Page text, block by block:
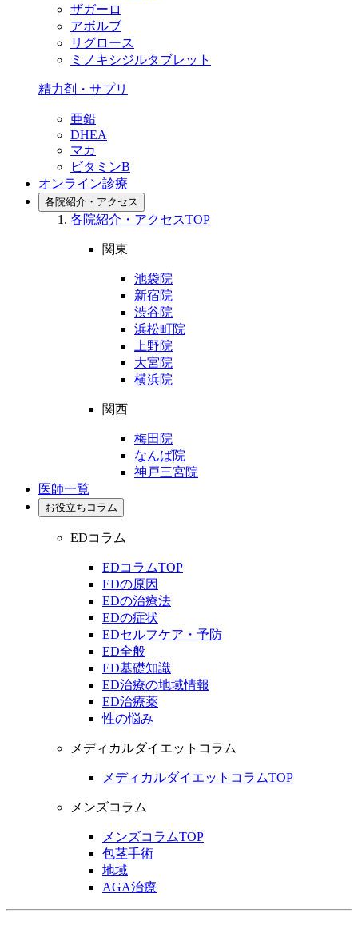
ザガーロ
アボルブ
リグロース
ミノキシジルタブレット
精力剤・サプリ
亜鉛
DHEA
マカ
ビタミンB
オンライン診療
各院紹介・アクセス
各院紹介・アクセスTOP
関東
池袋院
新宿院
渋谷院
浜松町院
上野院
大宮院
横浜院
関西
梅田院
なんば院
神戸三宮院
医師一覧
お役立ちコラム
EDコラム
EDコラムTOP
EDの原因
EDの治療法
EDの症状
EDセルフケア・予防
ED全般
ED基礎知識
ED治療の地域情報
ED治療薬
性の悩み
メディカルダイエットコラム
メディカルダイエットコラムTOP
メンズコラム
メンズコラムTOP
包茎手術
地域
AGA治療